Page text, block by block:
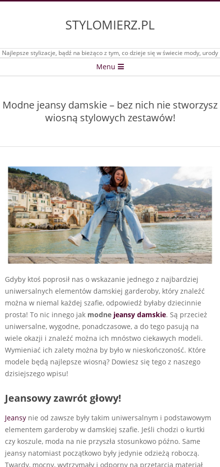
STYLOMIERZ.PL
Najlepsze stylizacje, bądź na bieżąco z tym, co dzieje się w świecie mody, urody
Menu
Modne jeansy damskie – bez nich nie stworzysz
wiosną stylowych zestawów!
Gdyby ktoś poprosił nas o wskazanie jednego z najbardziej
uniwersalnych elementów damskiej garderoby, który znaleźć
można w niemal każdej szafie, odpowiedź byłaby dziecinnie
prosta! To nic innego jak modne jeansy damskie. Są przecież
uniwersalne, wygodne, ponadczasowe, a do tego pasują na
wiele okazji i znaleźć można ich mnóstwo ciekawych modeli.
Wymieniać ich zalety można by było w nieskończoność. Które
modele będą najlepsze wiosną? Dowiesz się tego z naszego
dzisiejszego wpisu!
Jeansowy zawrót głowy!
Jeansy nie od zawsze były takim uniwersalnym i podstawowym
elementem garderoby w damskiej szafie. Jeśli chodzi o kurtki
czy koszule, moda na nie przyszła stosunkowo późno. Same
jeansy natomiast początkowo były jedynie odzieżą roboczą.
Twardy, mocny, wytrzymały i odporny na przetarcia materiał